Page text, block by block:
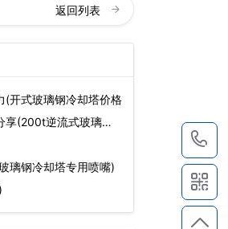
返回列表
(开式玻璃钢冷却塔价格
享(200t逆流式玻璃钢
璃钢冷却塔专用喷嘴)